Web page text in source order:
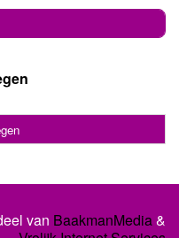
van BaakmanMedia&